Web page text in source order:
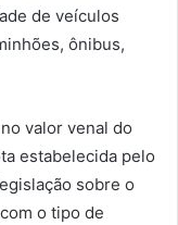
de veículos
ônibus,
valor venal do
estabelecida pelo
sobre o
o tipo de